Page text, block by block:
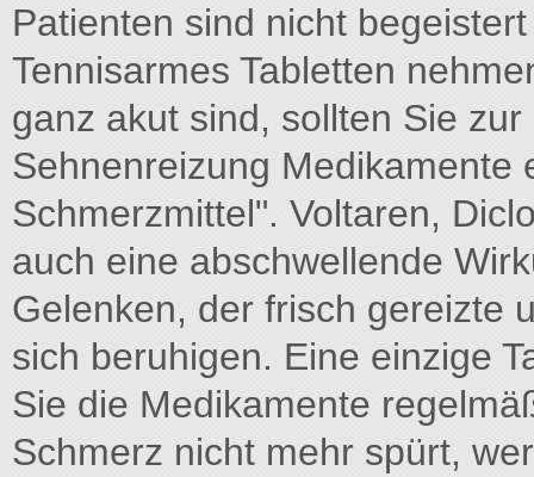
Patienten sind nicht
Tennisarmes Tabletten
ganz akut sind, sollten Sie
Sehnenreizung Medikamente
Schmerzmittel". Voltaren,
auch eine abschwellende
Gelenken, der frisch gereizte
sich beruhigen. Eine einzige
Sie die Medikamente
Schmerz nicht mehr spürt,